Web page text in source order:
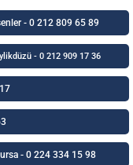
- 0 212 809 65 89
- 0 212 909 17 36
- 0 224 334 15 98